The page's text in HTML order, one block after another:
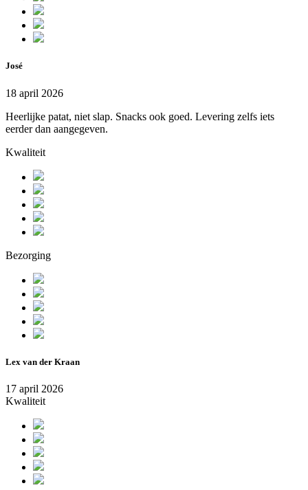
José
18 april 2026
Heerlijke patat, niet slap. Snacks ook goed. Levering zelfs iets
eerder dan aangegeven.
Kwaliteit
Bezorging
Lex van der Kraan
17 april 2026
Kwaliteit